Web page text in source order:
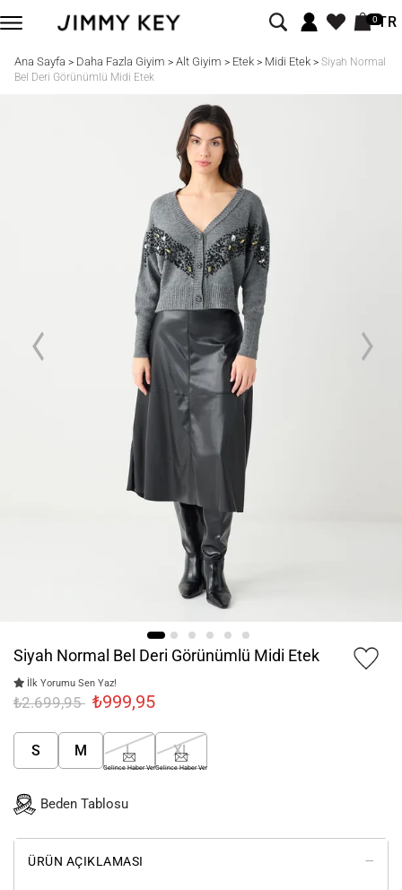
0TR
Ana Sayfa > Daha Fazla Giyim > Alt Giyim > Etek> Midi Etek> Siyah Normal
Bel Deri Görünümlü Midi Etek
Siyah Normal Bel Deri Görünümlü Midi Etek
İlk Yorumu Sen Yaz!
₺2.699,95 ₺999,95
S M L
Gelince Haber Ver
XL
Gelince Haber Ver
Beden Tablosu
ÜRÜN AÇIKLAMASI